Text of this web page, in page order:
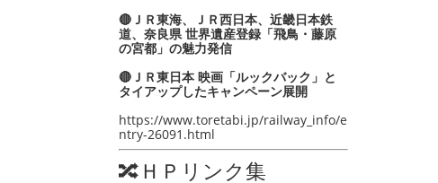
🔴ＪＲ東海、ＪＲ西日本、近畿日本鉄
道、奈良県 世界遺産登録「飛鳥・藤原
の宮都」の魅力発信
🔴ＪＲ東日本 映画「ルックバック」と
タイアップしたキャンペーン展開
https://www.toretabi.jp/railway_info/e
ntry-26091.html
🔀ＨＰリンク集